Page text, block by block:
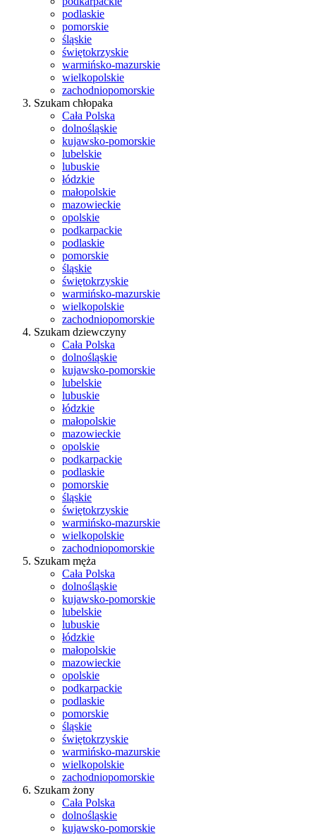
podlaskie
pomorskie
śląskie
świętokrzyskie
warmińsko-mazurskie
wielkopolskie
zachodniopomorskie
Szukam chłopaka
Cała Polska
dolnośląskie
kujawsko-pomorskie
lubelskie
lubuskie
łódzkie
małopolskie
mazowieckie
opolskie
podkarpackie
podlaskie
pomorskie
śląskie
świętokrzyskie
warmińsko-mazurskie
wielkopolskie
zachodniopomorskie
Szukam dziewczyny
Cała Polska
dolnośląskie
kujawsko-pomorskie
lubelskie
lubuskie
łódzkie
małopolskie
mazowieckie
opolskie
podkarpackie
podlaskie
pomorskie
śląskie
świętokrzyskie
warmińsko-mazurskie
wielkopolskie
zachodniopomorskie
Szukam męża
Cała Polska
dolnośląskie
kujawsko-pomorskie
lubelskie
lubuskie
łódzkie
małopolskie
mazowieckie
opolskie
podkarpackie
podlaskie
pomorskie
śląskie
świętokrzyskie
warmińsko-mazurskie
wielkopolskie
zachodniopomorskie
Szukam żony
Cała Polska
dolnośląskie
kujawsko-pomorskie